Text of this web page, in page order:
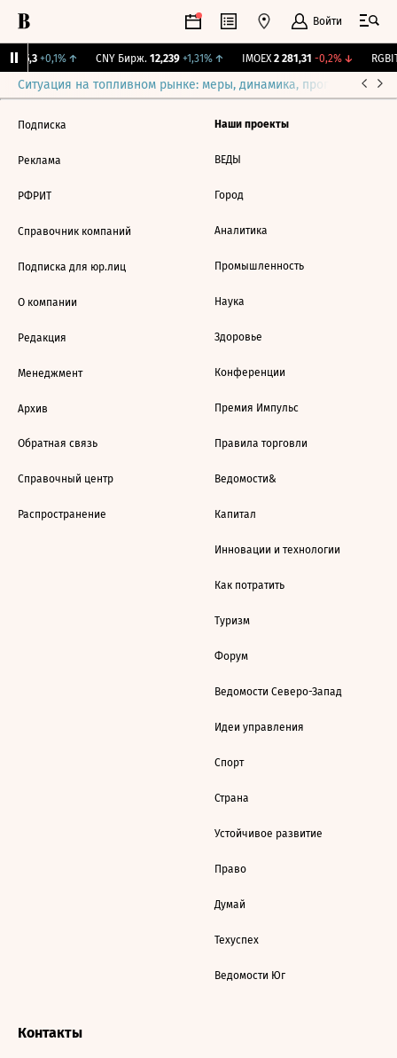
Войти
115,3 +0,1%↑ CNY Бирж. 12,239 +1,31%↑ IMOEX 2 281,31 -0,2%↓
Ситуация на топливном рынке: меры, динамика, прогнозы
Подписка
Реклама
РФРИТ
Справочник компаний
Подписка для юр.лиц
О компании
Редакция
Менеджмент
Архив
Обратная связь
Справочный центр
Распространение
Наши проекты
ВЕДЫ
Город
Аналитика
Промышленность
Наука
Здоровье
Конференции
Премия Импульс
Правила торговли
Ведомости&
Капитал
Инновации и технологии
Как потратить
Туризм
Форум
Ведомости Северо-Запад
Идеи управления
Спорт
Страна
Устойчивое развитие
Право
Думай
Техуспех
Ведомости Юг
Контакты